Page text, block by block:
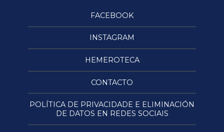
FACEBOOK
INSTAGRAM
HEMEROTECA
CONTACTO
POLÍTICA DE PRIVACIDADE E ELIMINACIÓN
DE DATOS EN REDES SOCIAIS